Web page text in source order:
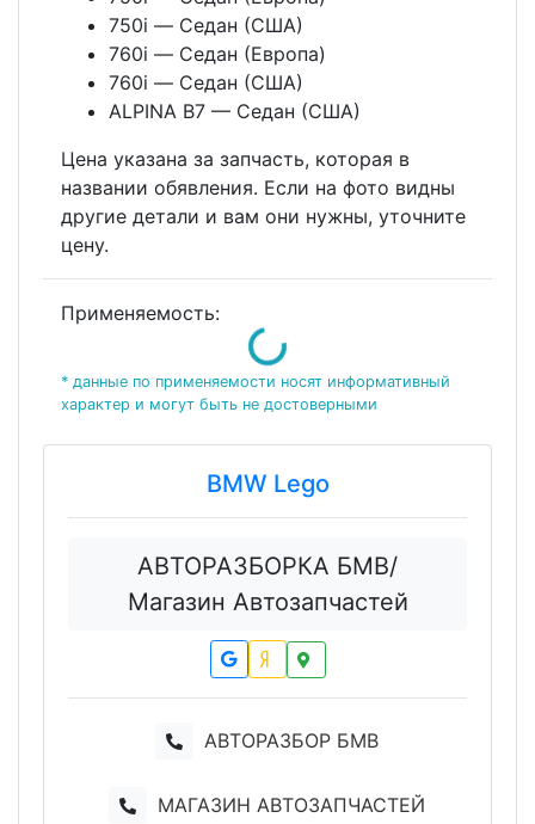
750i — Седан (США)
760i — Седан (Европа)
760i — Седан (США)
ALPINA B7 — Седан (США)
Цена указана за запчасть, которая в
названии обявления. Если на фото видны
другие детали и вам они нужны, уточните
цену.
Применяемость:
Loading...
* данные по применяемости носят информативный
характер и могут быть не достоверными
BMW Lego
АВТОРАЗБОРКА БМВ/
Магазин Автозапчастей
АВТОРАЗБОР БМВ
МАГАЗИН АВТОЗАПЧАСТЕЙ